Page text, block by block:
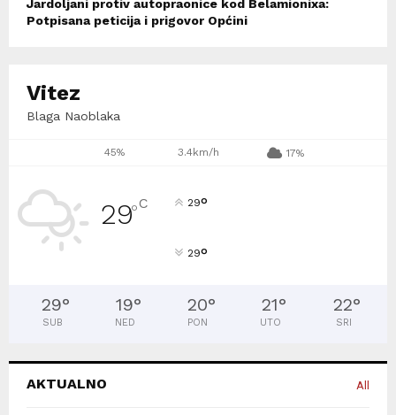
Jardoljani protiv autopraonice kod Belamionixa:
Potpisana peticija i prigovor Općini
Vitez
Blaga Naoblaka
45% 3.4km/h 17%
29°C 29°
29°
29°
SUB
19°
NED
20°
PON
21°
UTO
22°
SRI
AKTUALNO All